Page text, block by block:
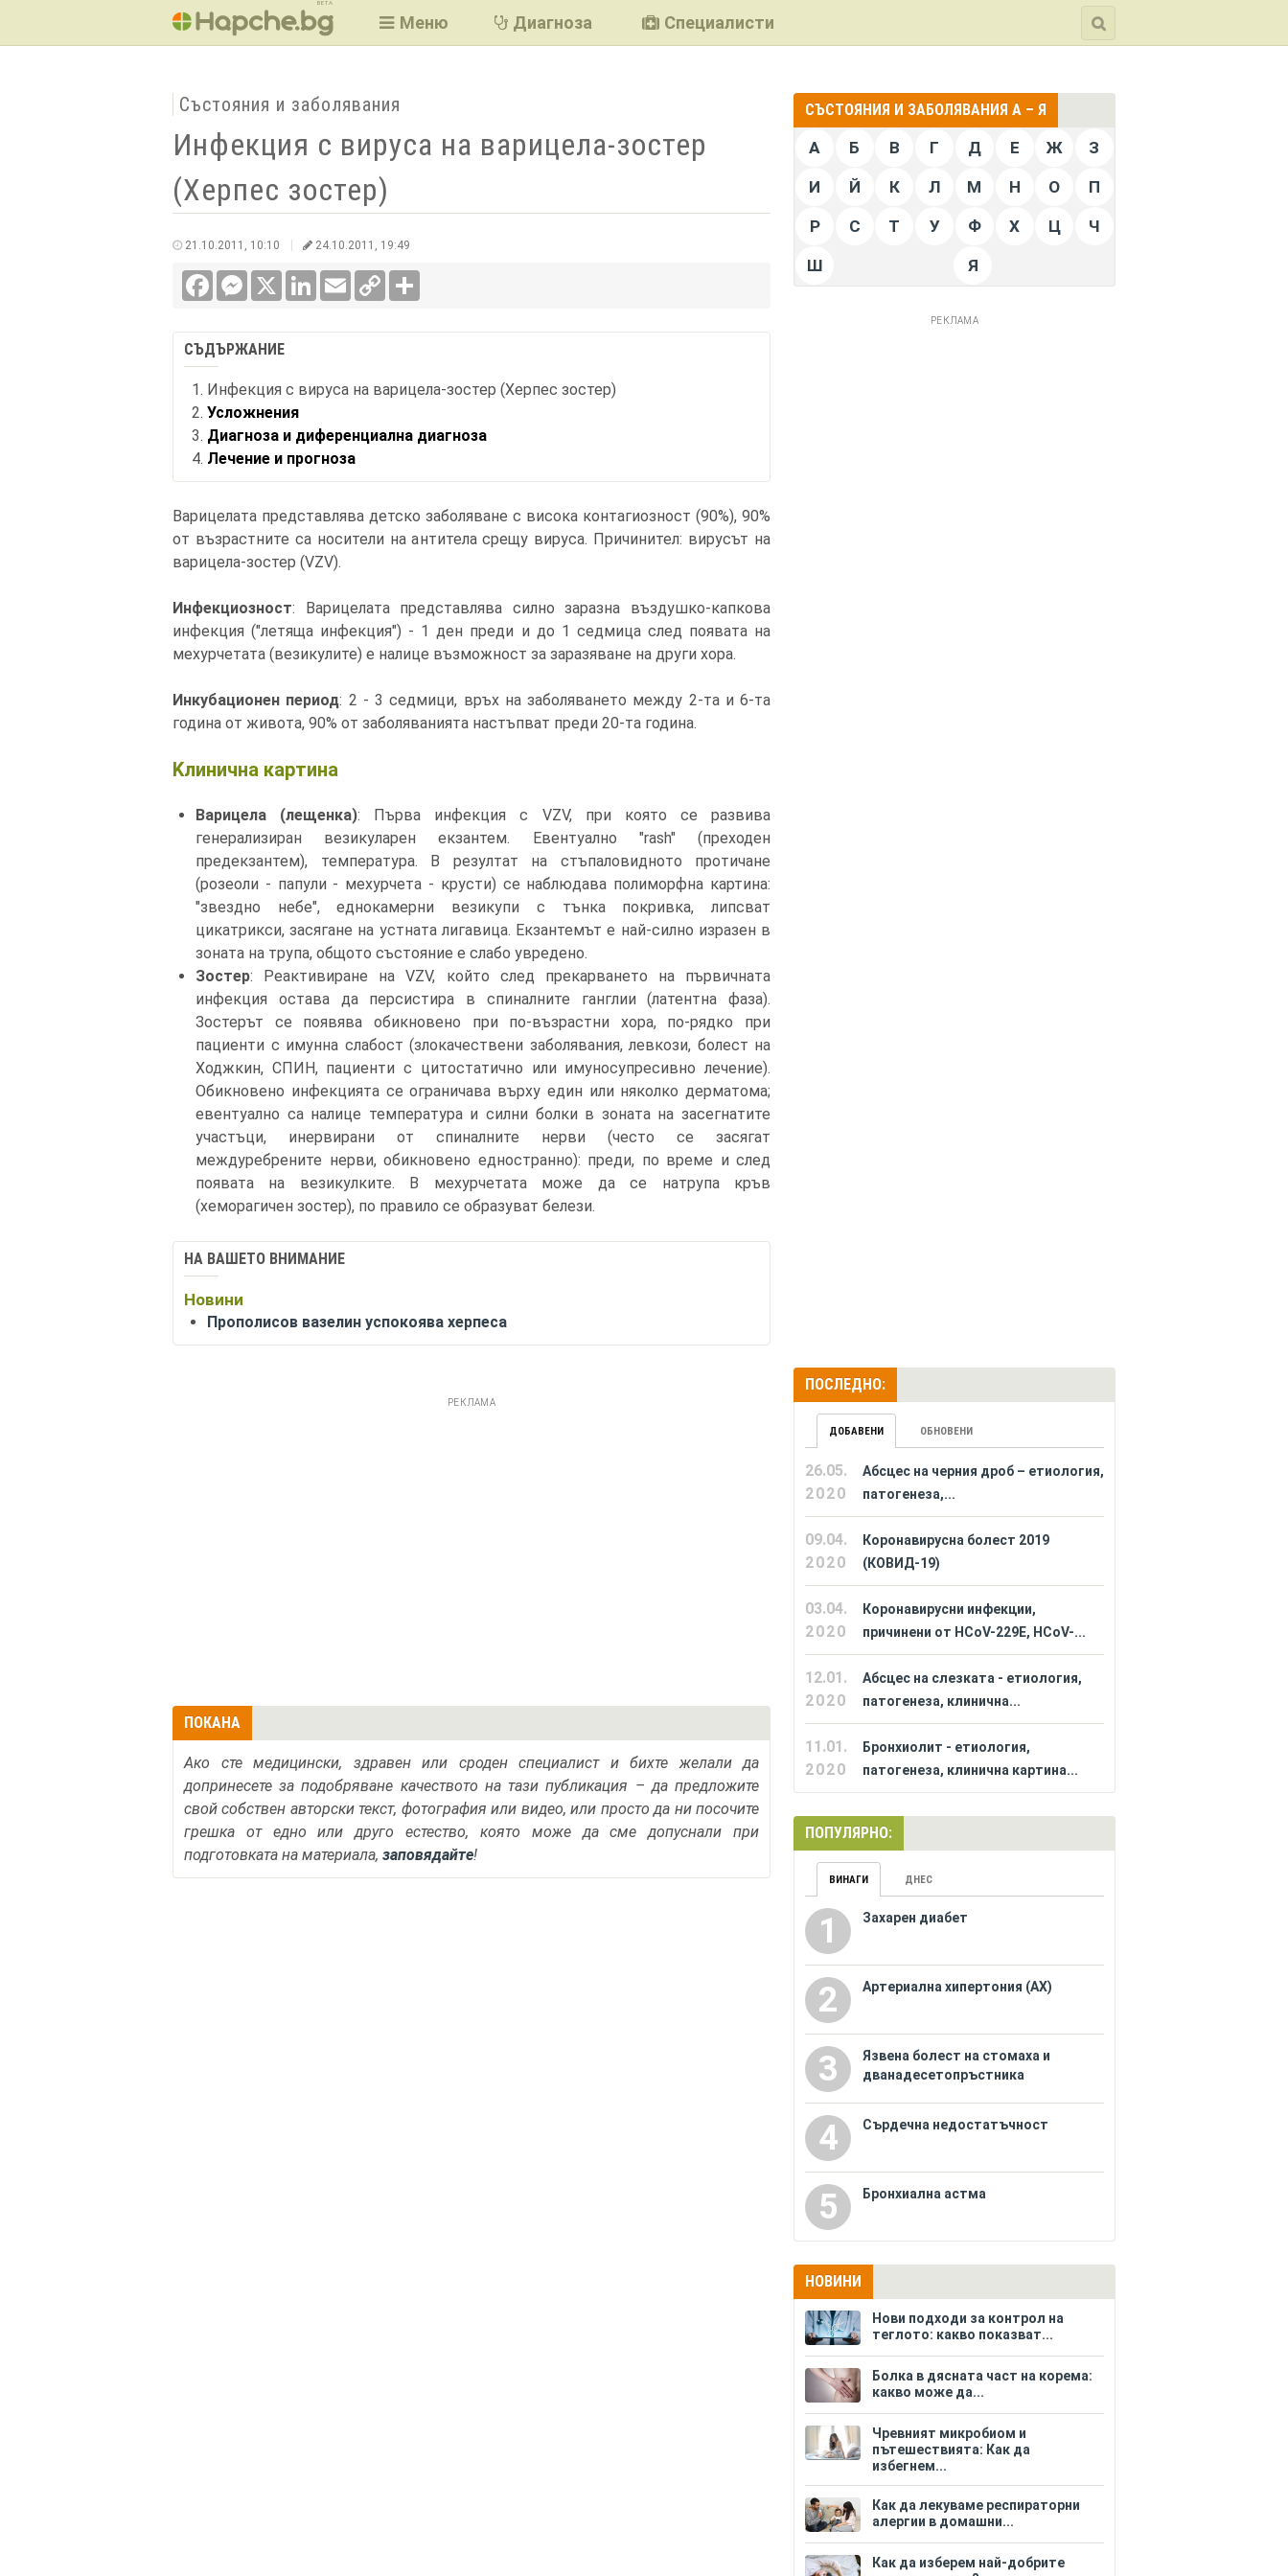
BETA
Меню Диагноза Специалисти
Състояния и заболявания
Инфекция с вируса на варицела-зостер
(Херпес зостер)
21.10.2011, 10:10 24.10.2011, 19:49
FacebookMessenger LinkedInEmail
Copy
Link
СЪДЪРЖАНИЕ
Инфекция с вируса на варицела-зостер (Херпес зостер)
Усложнения
Диагноза и диференциална диагноза
Лечение и прогноза
Варицелата представлява детско заболяване с висока контагиозност (90%), 90%
от възрастните са носители на антитела срещу вируса. Причинител: вирусът на
варицела-зостер (VZV).
Инфекциозност: Варицелата представлява силно заразна въздушко-капкова
инфекция ("летяща инфекция") - 1 ден преди и до 1 седмица след появата на
мехурчетата (везикулите) е налице възможност за заразяване на други хора.
Инкубационен период: 2 - 3 седмици, връх на заболяването между 2-та и 6-та
година от живота, 90% от заболяванията настъпват преди 20-та година.
Kлинична картина
Варицела (лещенка): Първа инфекция с VZV, при която се развива
генерализиран везикуларен екзантем. Евентуално "rash" (преходен
предекзантем), температура. В резултат на стъпаловидното протичане
(розеоли - папули - мехурчета - крусти) се наблюдава полиморфна картина:
"звездно небе", еднокамерни везикупи с тънка покривка, липсват
цикатрикси, засягане на устната лигавица. Екзантемът е най-силно изразен в
зоната на трупа, общото състояние е слабо увредено.
Зостер: Реактивиране на VZV, който след прекарването на първичната
инфекция остава да персистира в спиналните ганглии (латентна фаза).
Зостерът се появява обикновено при по-възрастни хора, пo-рядко при
пациенти с имунна слабост (злокачествени заболявания, левкози, болест на
Ходжкин, СПИН, пациенти с цитостатично или имуносупресивно лечение).
Обикновено инфекцията се ограничава върху един или няколко дерматома;
евентуално са налице температура и силни болки в зоната на засегнатите
участъци, инервирани от спиналните нерви (често се засягат
междуребрените нерви, обикновено едностранно): преди, по време и след
появата на везикулките. В мехурчетата може да се натрупа кръв
(хеморагичен зостер), по правило се образуват белези.
НА ВАШЕТО ВНИМАНИЕ
Новини
Прополисов вазелин успокоява херпеса
РЕКЛАМА
ПОКАНА
Ако сте медицински, здравен или сроден специалист и бихте желали да
допринесете за подобряване качеството на тази публикация – да предложите
свой собствен авторски текст, фотография или видео, или просто да ни посочите
грешка от едно или друго естество, която може да сме допуснали при
подготовката на материала, заповядайте!
СЪСТОЯНИЯ И ЗАБОЛЯВАНИЯ А – Я
А Б В Г Д Е Ж З
И Й К Л М Н О П
Р С Т У Ф Х Ц Ч
Ш Я
РЕКЛАМА
ПОСЛЕДНО:
ДОБАВЕНИ ОБНОВЕНИ
26.05.
2020
Абсцес на черния дроб – етиология,
патогенеза,...
09.04.
2020
Коронавирусна болест 2019
(КОВИД-19)
03.04.
2020
Коронавирусни инфекции,
причинени от HCoV-229E, HCoV-...
12.01.
2020
Абсцес на слезката - етиология,
патогенеза, клинична...
11.01.
2020
Бронхиолит - етиология,
патогенеза, клинична картина...
ПОПУЛЯРНО:
ВИНАГИ ДНЕС
1 Захарен диабет
2 Артериална хипертония (АХ)
3
Язвена болест на стомаха и
дванадесетопръстника
4 Сърдечна недостатъчност
5 Бронхиална астма
НОВИНИ
Нови подходи за контрол на
теглото: какво показват...
Болка в дясната част на корема:
какво може да...
Чревният микробиом и
пътешествията: Как да
избегнем...
Как да лекуваме респираторни
алергии в домашни...
Как да изберем най-добрите